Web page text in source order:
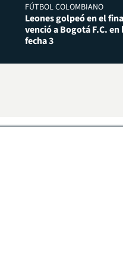
FÚTBOL COLOMBIANO
Leones golpeó en el
venció a Bogotá F.C. en
fecha 3